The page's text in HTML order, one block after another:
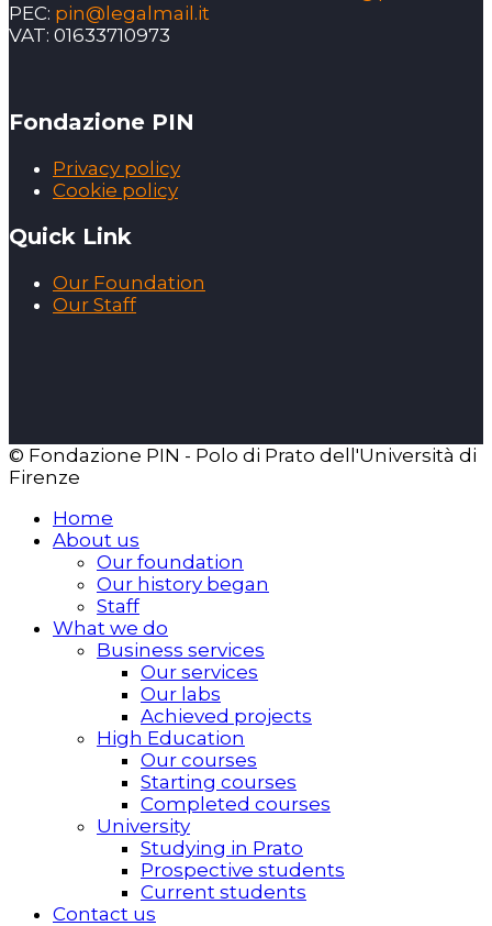
PEC: pin@legalmail.it
VAT: 01633710973
Fondazione PIN
Privacy policy
Cookie policy
Quick Link
Our Foundation
Our Staff
© Fondazione PIN - Polo di Prato dell'Università di
Firenze
Home
About us
Our foundation
Our history began
Staff
What we do
Business services
Our services
Our labs
Achieved projects
High Education
Our courses
Starting courses
Completed courses
University
Studying in Prato
Prospective students
Current students
Contact us